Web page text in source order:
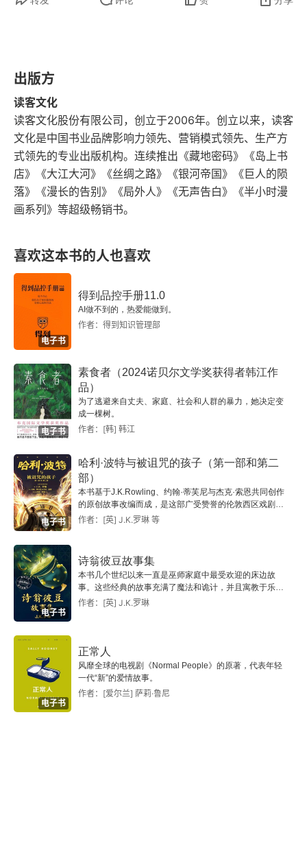
出版方
读客文化
读客文化股份有限公司，创立于2006年。创立以来，读客
文化是中国书业品牌影响力领先、营销模式领先、生产方
式领先的专业出版机构。连续推出《藏地密码》《岛上书
店》《大江大河》《丝绸之路》《银河帝国》《巨人的陨
落》《漫长的告别》《局外人》《无声告白》《半小时漫
画系列》等超级畅销书。
喜欢这本书的人也喜欢
电子书
得到品控手册11.0
AI做不到的，热爱能做到。
作者：得到知识管理部
电子书
素食者（2024诺贝尔文学奖获得者韩江作
品）
为了逃避来自丈夫、家庭、社会和人群的暴力，她决定变
成一棵树。
作者：[韩] 韩江
电子书
哈利·波特与被诅咒的孩子（第一部和第二
部）
本书基于J.K.Rowling、约翰·蒂芙尼与杰克·索恩共同创作
的原创故事改编而成，是这部广受赞誉的伦敦西区戏剧作
品的完整剧本。 此版本包含原故事的最终版对话和舞台指
波特与被诅咒的孩子》相关的关键时间时间线。
作者：[英] J.K.罗琳 等
电子书
诗翁彼豆故事集
本书几个世纪以来一直是巫师家庭中最受欢迎的床边故
事。这些经典的故事充满了魔法和诡计，并且寓教于乐；
时至今日，小巫师们仍然沉迷于这些故事，就像十五世纪
作者：[英] J.K.罗琳
电子书
正常人
风靡全球的电视剧《Normal People》的原著，代表年轻
一代“新”的爱情故事。
作者：[爱尔兰] 萨莉·鲁尼